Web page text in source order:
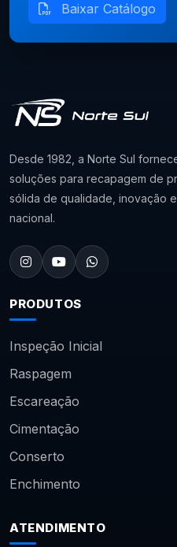
Baixar Catálogo
Desde 1982, a Norte Sul
soluções para recapagem de
sólida de qualidade, inovação
nacional.
PRODUTOS
Inspeção Inicial
Raspagem
Escareação
Cimentação
Conserto
Enchimento
ATENDIMENTO